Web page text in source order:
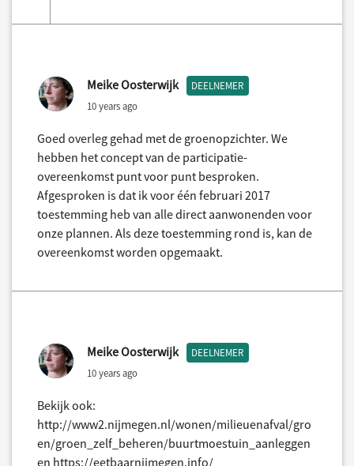
Meike Oosterwijk DEELNEMER
10 years ago
Goed overleg gehad met de groenopzichter. We
hebben het concept van de participatie-
overeenkomst punt voor punt besproken.
Afgesproken is dat ik voor één februari 2017
toestemming heb van alle direct aanwonenden voor
onze plannen. Als deze toestemming rond is, kan de
overeenkomst worden opgemaakt.
Meike Oosterwijk DEELNEMER
10 years ago
Bekijk ook:
http://www2.nijmegen.nl/wonen/milieuenafval/gro
en/groen_zelf_beheren/buurtmoestuin_aanleggen
en https://eetbaarnijmegen.info/